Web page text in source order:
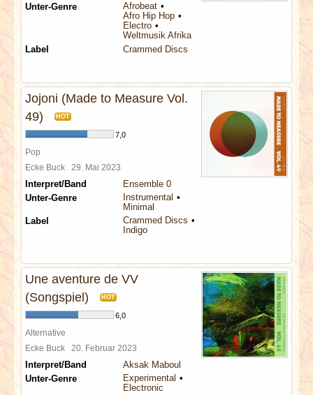
LINKS
ARCHIV
Unter-Genre
Afrobeat
Afro Hip Hop
Electro
Weltmusik Afrika
Label
Crammed Discs
Jojoni (Made to Measure Vol.
49)
HOT
7,0
Pop
Ecke Buck 29. Mai 2023
Interpret/Band
Ensemble 0
Unter-Genre
Instrumental
Minimal
Label
Crammed Discs
Indigo
Une aventure de VV
(Songspiel)
HOT
6,0
Alternative
Ecke Buck 20. Februar 2023
Interpret/Band
Aksak Maboul
Unter-Genre
Experimental
Electronic